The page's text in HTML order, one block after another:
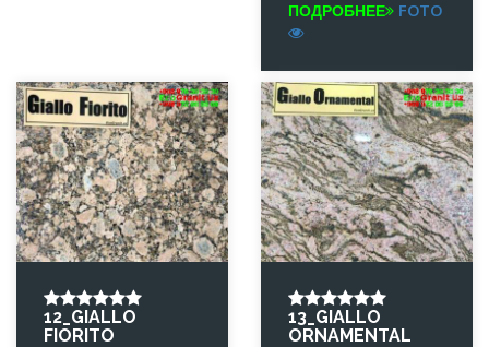
ПОДРОБНЕЕ
FOTO
12_GIALLO
FIORITO
13_GIALLO
ORNAMENTAL